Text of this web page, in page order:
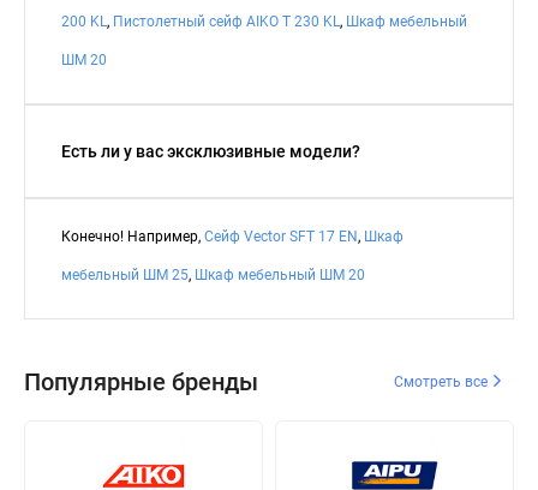
200 KL, Пистолетный сейф AIKO T 230 KL, Шкаф мебельный
ШМ 20
Есть ли у вас эксклюзивные модели?
Конечно! Например, Сейф Vector SFT 17 EN, Шкаф
мебельный ШМ 25, Шкаф мебельный ШМ 20
Популярные бренды Смотреть все